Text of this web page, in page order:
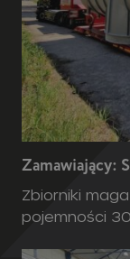
Zamawiający:
Zbiorniki
pojemności